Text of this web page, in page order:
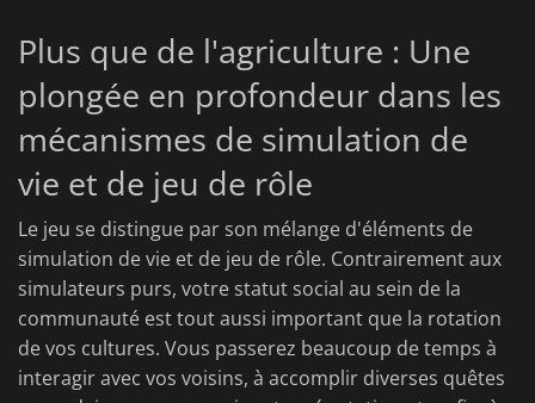
Plus que de l'agriculture : Une
plongée en profondeur dans les
mécanismes de simulation de
vie et de jeu de rôle
Le jeu se distingue par son mélange d'éléments de
simulation de vie et de jeu de rôle. Contrairement aux
simulateurs purs, votre statut social au sein de la
communauté est tout aussi important que la rotation
de vos cultures. Vous passerez beaucoup de temps à
interagir avec vos voisins, à accomplir diverses quêtes